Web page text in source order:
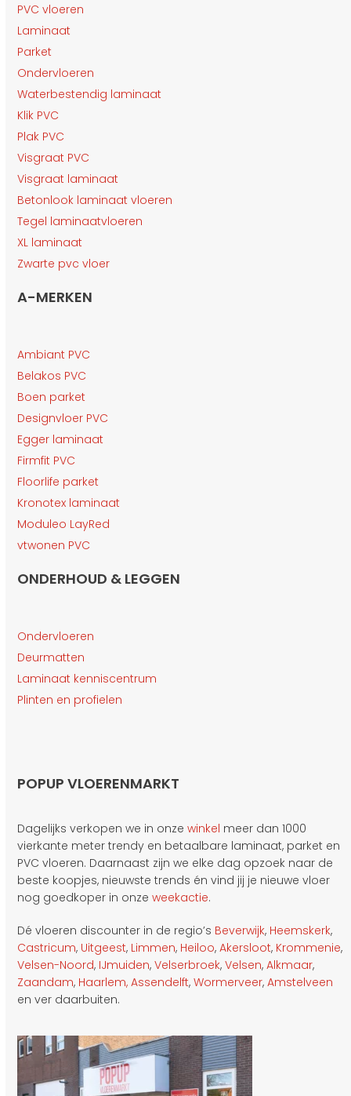
PVC vloeren
Laminaat
Parket
Ondervloeren
Waterbestendig laminaat
Klik PVC
Plak PVC
Visgraat PVC
Visgraat laminaat
Betonlook laminaat vloeren
Tegel laminaatvloeren
XL laminaat
Zwarte pvc vloer
A-MERKEN
Ambiant PVC
Belakos PVC
Boen parket
Designvloer PVC
Egger laminaat
Firmfit PVC
Floorlife parket
Kronotex laminaat
Moduleo LayRed
vtwonen PVC
ONDERHOUD & LEGGEN
Ondervloeren
Deurmatten
Laminaat kenniscentrum
Plinten en profielen
POPUP VLOERENMARKT
Dagelijks verkopen we in onzewinkel meer dan 1000
vierkante meter trendy en betaalbare laminaat, parket en
PVC vloeren. Daarnaast zijn we elke dag opzoek naar de
beste koopjes, nieuwste trends én vind jij je nieuwe vloer
nog goedkoper in onzeweekactie.
Dé vloeren discounter in de regio’s Beverwijk, Heemskerk,
Castricum, Uitgeest, Limmen, Heiloo,Akersloot, Krommenie,
Velsen-Noord, IJmuiden,Velserbroek,Velsen,Alkmaar,
Zaandam, Haarlem, Assendelft,Wormerveer,Amstelveen
en ver daarbuiten.